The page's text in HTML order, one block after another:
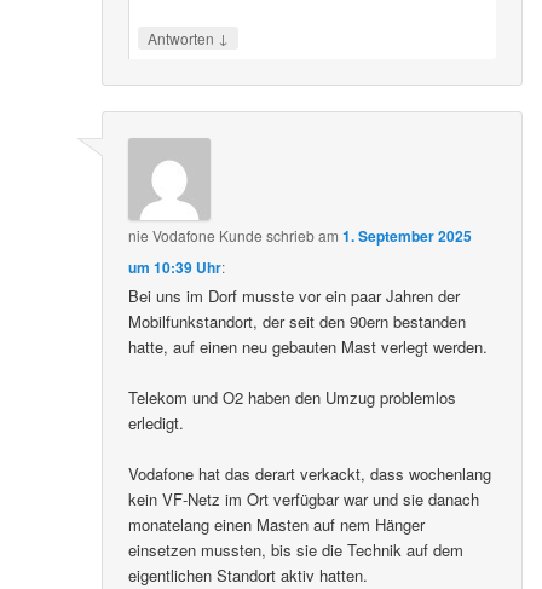
Antworten ↓
nie Vodafone Kunde schriebam1. September 2025
um 10:39 Uhr:
Bei uns im Dorf musste vor ein paar Jahren der
Mobilfunkstandort, der seit den 90ern bestanden
hatte, auf einen neu gebauten Mast verlegt werden.
Telekom und O2 haben den Umzug problemlos
erledigt.
Vodafone hat das derart verkackt, dass wochenlang
kein VF-Netz im Ort verfügbar war und sie danach
monatelang einen Masten auf nem Hänger
einsetzen mussten, bis sie die Technik auf dem
eigentlichen Standort aktiv hatten.